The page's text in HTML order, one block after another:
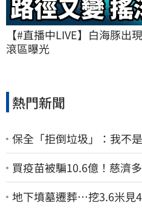
【#直播中LIVE】白海豚出
滾區曝光
熱門新聞
保全「拒倒垃圾」：我不
買疫苗被騙10.6億！慈濟
地下墳墓遷葬…挖3.6米見